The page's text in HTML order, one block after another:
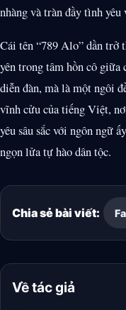
nhàng và tràn đầy tình yêu
Cái tên “789 Alo” dần trở
yên trong tâm hồn cô
diễn đàn, mà là một ngôi
vĩnh cửu của tiếng Việt,
yêu sâu sắc với ngôn ngữ
ngọn lửa tự hào dân tộc.
Chia sẻ bài viết:
Về tác giả